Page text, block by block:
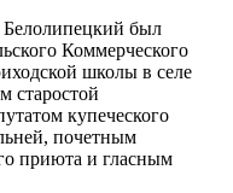
Белолипецкий был
Коммерческого
школы в селе
старостой
купеческого
почетным
приюта и гласным